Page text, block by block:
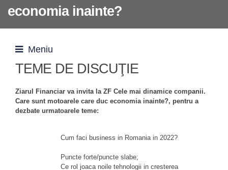
economia inainte?
Meniu
TEME DE DISCUŢIE
Ziarul Financiar va invita la ZF Cele mai dinamice companii.
Care sunt motoarele care duc economia inainte?, pentru a
dezbate urmatoarele teme:
Cum faci business in Romania in 2022?
Puncte forte/puncte slabe;
Ce rol joaca noile tehnologii in cresterea